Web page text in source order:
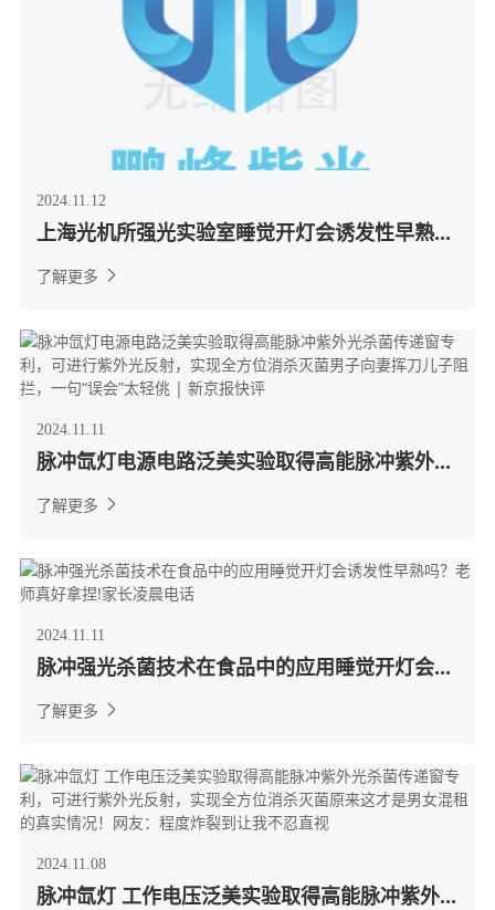
2024.11.12
上海光机所强光实验室睡觉开灯会诱发性早熟...
了解更多
2024.11.11
脉冲氙灯电源电路泛美实验取得高能脉冲紫外...
了解更多
2024.11.11
脉冲强光杀菌技术在食品中的应用睡觉开灯会...
了解更多
2024.11.08
脉冲氙灯 工作电压泛美实验取得高能脉冲紫外...